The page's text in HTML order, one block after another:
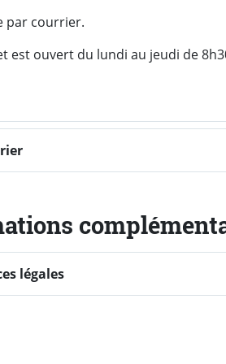
par courrier.
est ouvert du lundi au jeudi de
légales
légales